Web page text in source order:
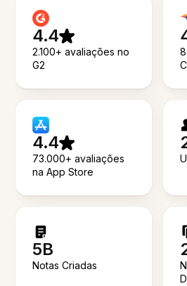
4.4
2.100+ avaliações no
G2
4.4
73.000+ avaliações
na App Store
5B
Notas Criadas